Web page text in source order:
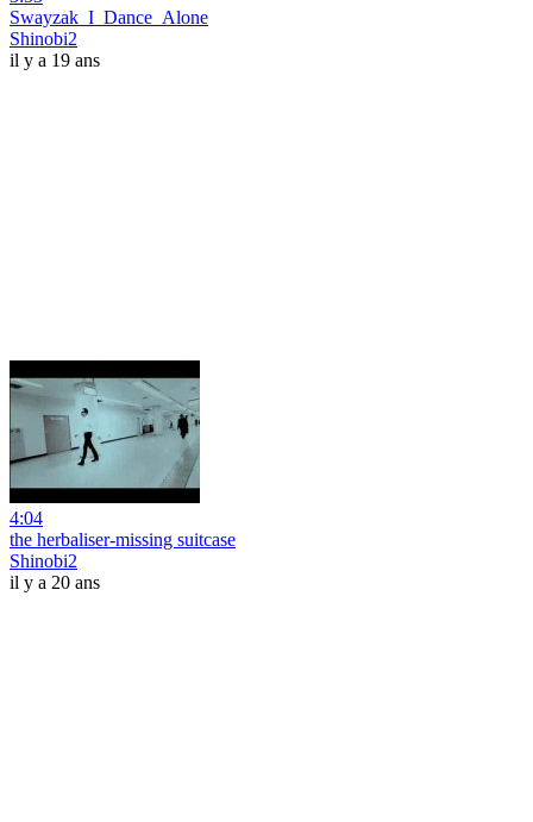
Swayzak_I_Dance_Alone
Shinobi2
il y a 19 ans
4:04
the herbaliser-missing suitcase
Shinobi2
il y a 20 ans